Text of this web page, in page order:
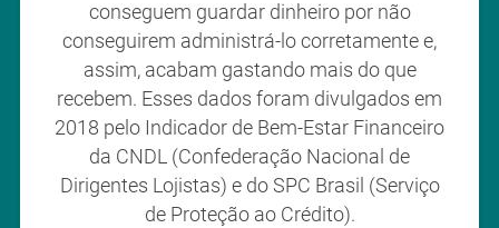
conseguem guardar dinheiro por não
conseguirem administrá-lo corretamente e,
assim, acabam gastando mais do que
recebem. Esses dados foram divulgados em
2018 pelo Indicador de Bem-Estar Financeiro
da CNDL (Confederação Nacional de
Dirigentes Lojistas) e do SPC Brasil (Serviço
de Proteção ao Crédito).